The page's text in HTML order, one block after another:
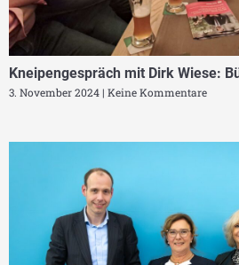
Kneipengespräch mit Dirk Wiese:
3. November 2024 Keine Kommentare